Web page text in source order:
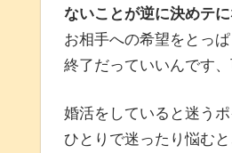
ないことが逆に決めテ
お相手への希望をとっ
終了だっていいんです
婚活をしていると迷う
ひとりで迷ったり悩む